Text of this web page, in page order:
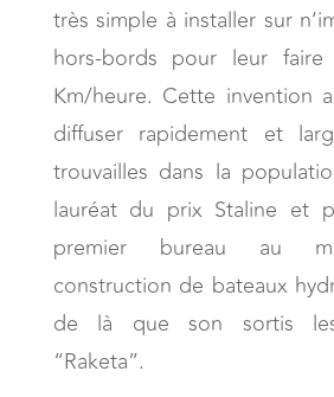
très simple à installer sur
hors-bords pour leur
Km/heure. Cette invention
diffuser rapidement et
trouvailles dans la
lauréat du prix Staline et
premier bureau au
construction de bateaux
de là que son sortis
“Raketa”.